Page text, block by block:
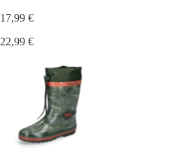
17,99 €
22,99 €